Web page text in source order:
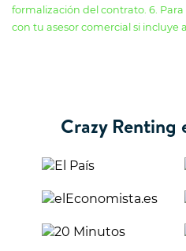
formalización del contrato. 6.
con tu asesor comercial si incluye
Crazy Renting